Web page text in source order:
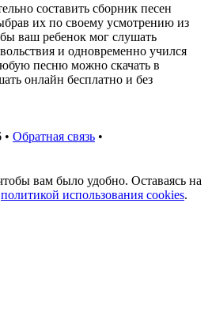
составить сборник песен
их по своему усмотрению из
ваш ребенок мог слушать
и одновременно учился
песню можно скачать в
онлайн бесплатно и без
• Обратная связь •
вам было удобно. Оставаясь на
политикой использования cookies.